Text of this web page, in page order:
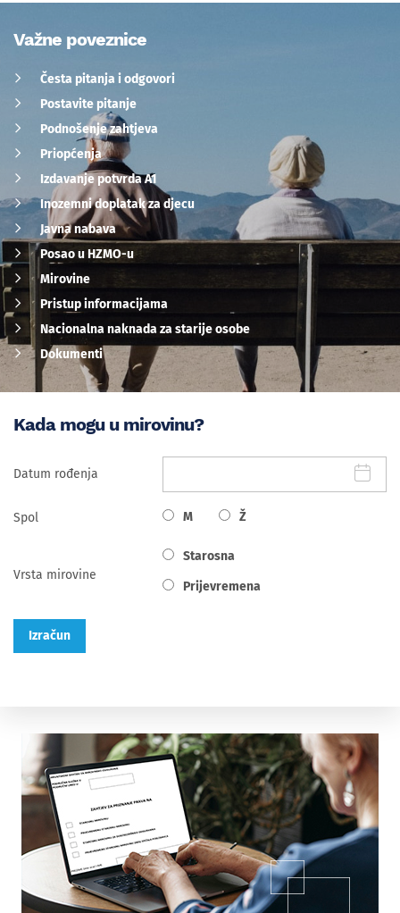
Važne poveznice
Česta pitanja i odgovori
Postavite pitanje
Podnošenje zahtjeva
Priopćenja
Izdavanje potvrda A1
Inozemni doplatak za djecu
Javna nabava
Posao u HZMO-u
Mirovine
Pristup informacijama
Nacionalna naknada za starije osobe
Dokumenti
Kada mogu u mirovinu?
Datum rođenja
Spol M Ž
Vrsta mirovine
Starosna
Prijevremena
Izračun